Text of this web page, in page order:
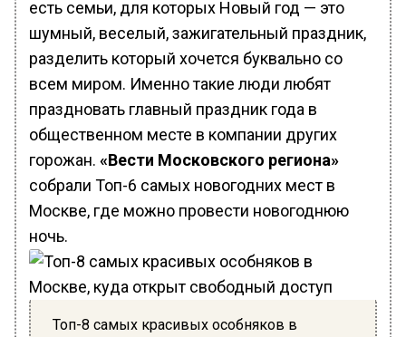
есть семьи, для которых Новый год — это
шумный, веселый, зажигательный праздник,
разделить который хочется буквально со
всем миром. Именно такие люди любят
праздновать главный праздник года в
общественном месте в компании других
горожан. «Вести Московского региона»
собрали Топ-6 самых новогодних мест в
Москве, где можно провести новогоднюю
ночь.
Топ-8 самых красивых особняков в